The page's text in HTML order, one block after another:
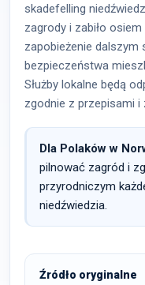
skadefelling
zagrody i zabiło
zapobieżenie dalszym
bezpieczeństwa
Służby lokalne będą
zgodnie z przepisami
Dla Polaków w
pilnować zagród i
przyrodniczym
niedźwiedzia.
Źródło oryginalne